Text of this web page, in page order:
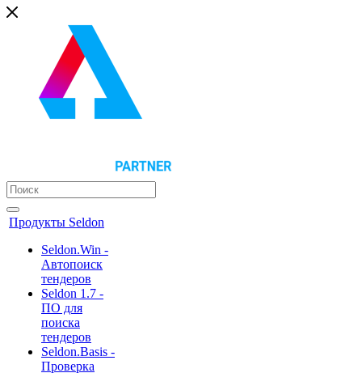
Продукты Seldon
Seldon.Win -
Автопоиск
тендеров
Seldon 1.7 -
ПО для
поиска
тендеров
Seldon.Basis -
Проверка